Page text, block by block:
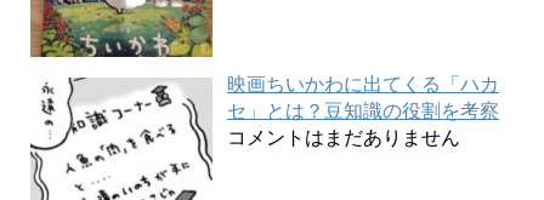
映画ちいかわに出てくる「ハカ
セ」とは？豆知識の役割を考察
コメントはまだありません